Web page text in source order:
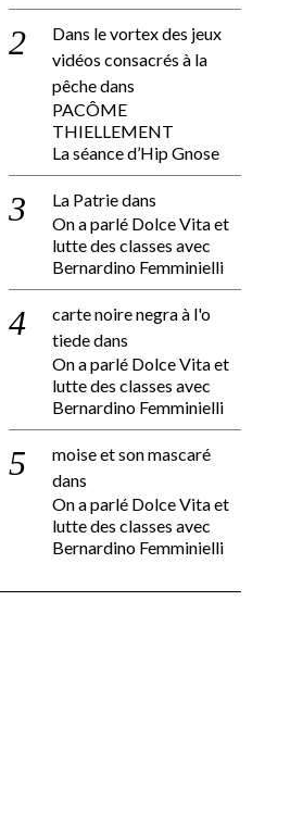
Dans le vortex des jeux
vidéos consacrés à la
pêchedans
PACÔME
THIELLEMENT
La séance d’Hip Gnose
La Patriedans
On a parlé Dolce Vita et
lutte des classes avec
Bernardino Femminielli
carte noire negra à l'o
tiededans
On a parlé Dolce Vita et
lutte des classes avec
Bernardino Femminielli
moise et son mascaré
dans
On a parlé Dolce Vita et
lutte des classes avec
Bernardino Femminielli